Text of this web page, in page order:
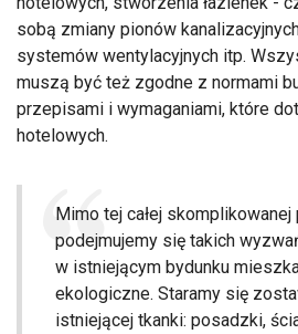
sobą zmiany pionów
systemów wentylacyjnych itp.
muszą być też zgodne z normami
przepisami i wymaganiami, które
hotelowych.
Mimo tej całej
podejmujemy się takich
w istniejącym bydunku
ekologiczne. Staramy się
istniejącej tkanki: posadzki,